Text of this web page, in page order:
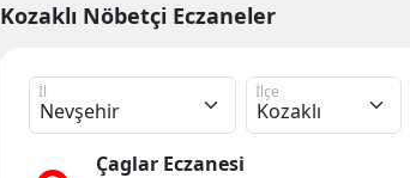
Kozaklı Nöbetçi Eczaneler
İl İlçe
Çaglar Eczanesi